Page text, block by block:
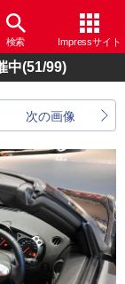
検索 Impressサイト
中(51/99)
次の画像